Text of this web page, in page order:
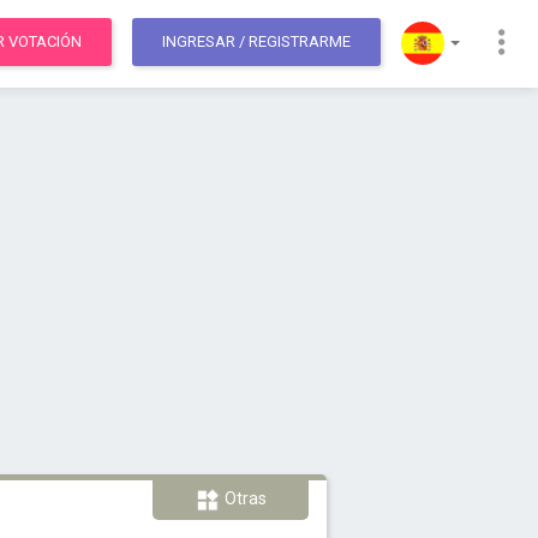
VOTACIÓN INGRESAR / REGISTRARME
Otras